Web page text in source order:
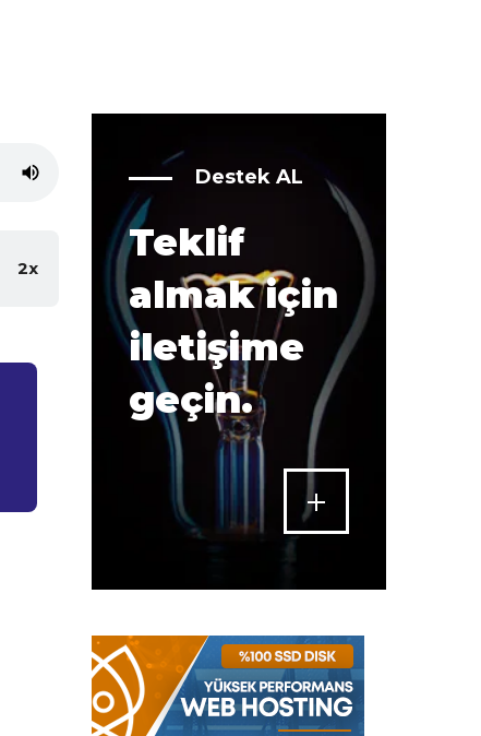
2x
Destek AL
Teklif
almak için
iletişime
geçin.